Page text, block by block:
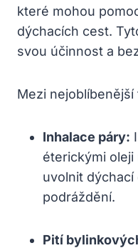
které mohou
dýchacích⁤ cest.
svou účinnost ‌a
Mezi
Inhalace páry:
éterickými oleji⁤
uvolnit
podráždění.
Pití